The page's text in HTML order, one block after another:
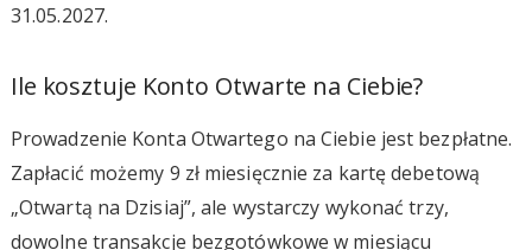
31.05.2027.
Ile kosztuje Konto Otwarte na Ciebie?
Prowadzenie Konta Otwartego na Ciebie jest bezpłatne.
Zapłacić możemy 9 zł miesięcznie za kartę debetową
„Otwartą na Dzisiaj”, ale wystarczy wykonać trzy,
dowolne transakcje bezgotówkowe w miesiącu